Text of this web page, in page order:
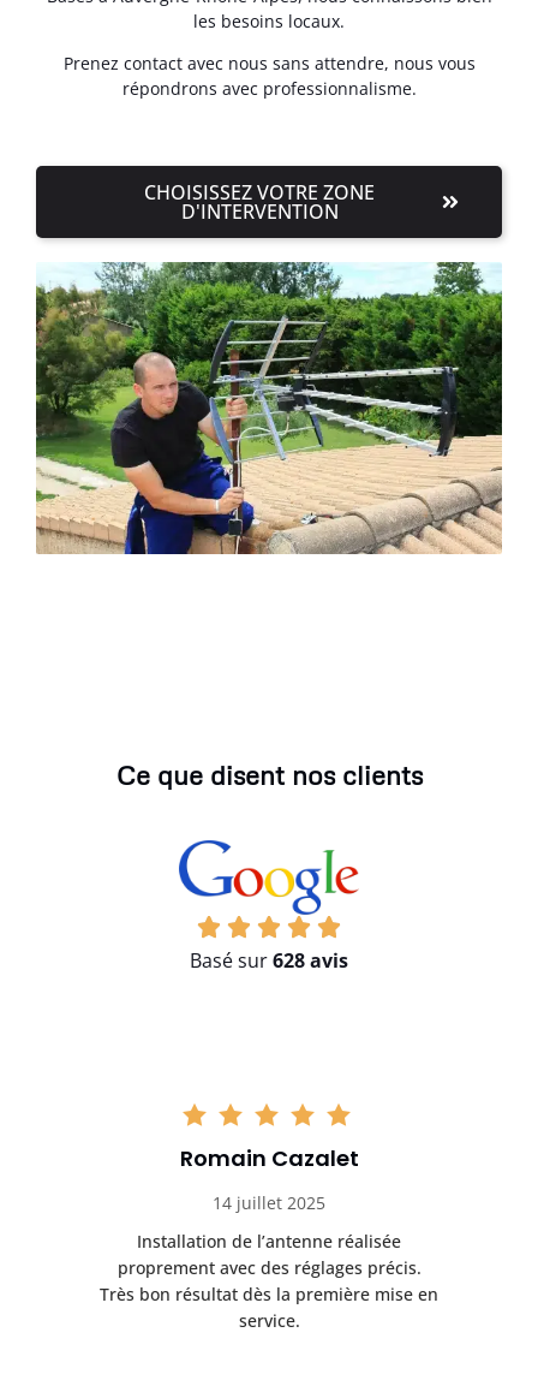
les besoins locaux.
Prenez contact avec nous sans attendre, nous vous
répondrons avec professionnalisme.
CHOISISSEZ VOTRE ZONE
D'INTERVENTION
Ce que disent nos clients
Basé sur628 avis
Romain Cazalet
14 juillet 2025
Installation de l’antenne réalisée
proprement avec des réglages précis.
Très bon résultat dès la première mise en
service.